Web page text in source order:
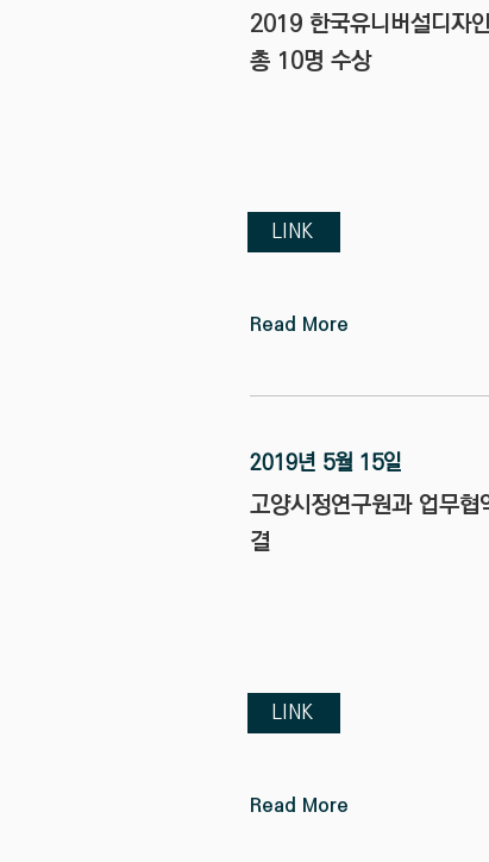
2019 한국유니버설디자
총 10명 수상
LINK
Read More
2019년 5월 15일
고양시정연구원과 업무협
결
LINK
Read More